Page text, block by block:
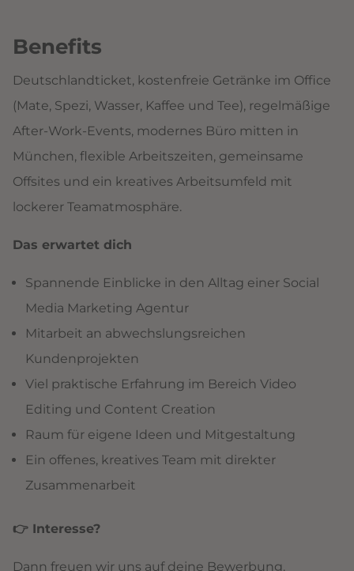
Benefits
Deutschlandticket, kostenfreie Getränke im Office
(Mate, Spezi, Wasser, Kaffee und Tee), regelmäßige
After-Work-Events, modernes Büro mitten in
München, flexible Arbeitszeiten, gemeinsame
Offsites und ein kreatives Arbeitsumfeld mit
lockerer Teamatmosphäre.
Das erwartet dich
Spannende Einblicke in den Alltag einer Social
Media Marketing Agentur
Mitarbeit an abwechslungsreichen
Kundenprojekten
Viel praktische Erfahrung im Bereich Video
Editing und Content Creation
Raum für eigene Ideen und Mitgestaltung
Ein offenes, kreatives Team mit direkter
Zusammenarbeit
👉 Interesse?
Dann freuen wir uns auf deine Bewerbung.